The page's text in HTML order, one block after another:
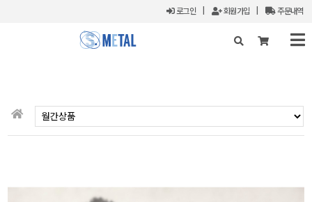
로그인| 회원가입 주문내역